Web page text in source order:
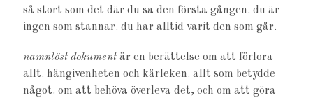
så stort som det där du sa den första gången. du är
ingen som stannar. du har alltid varit den som går.
namnlöst dokument är en berättelse om att förlora
allt. hängivenheten och kärleken. allt som betydde
något. om att behöva överleva det, och om att göra